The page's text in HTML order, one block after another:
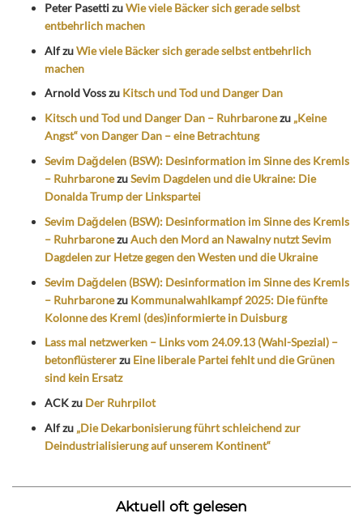
Peter PasettizuWie viele Bäcker sich gerade selbst
entbehrlich machen
AlfzuWie viele Bäcker sich gerade selbst entbehrlich
machen
Arnold Vosszu Kitsch und Tod und Danger Dan
Kitsch und Tod und Danger Dan – Ruhrbaronezu „Keine
Angst“ von Danger Dan – eine Betrachtung
Sevim Dağdelen (BSW): Desinformation im Sinne des Kremls
– RuhrbaronezuSevim Dagdelen und die Ukraine: Die
Donalda Trump der Linkspartei
Sevim Dağdelen (BSW): Desinformation im Sinne des Kremls
– RuhrbaronezuAuch den Mord an Nawalny nutzt Sevim
Dagdelen zur Hetze gegen den Westen und die Ukraine
Sevim Dağdelen (BSW): Desinformation im Sinne des Kremls
– Ruhrbaronezu Kommunalwahlkampf 2025: Die fünfte
Kolonne des Kreml (des)informierte in Duisburg
Lass mal netzwerken – Links vom 24.09.13 (Wahl-Spezial) –
betonflüstererzu Eine liberale Partei fehlt und die Grünen
sind kein Ersatz
ACKzu Der Ruhrpilot
Alfzu „Die Dekarbonisierung führt schleichend zur
Deindustrialisierung auf unserem Kontinent“
Aktuell oft gelesen